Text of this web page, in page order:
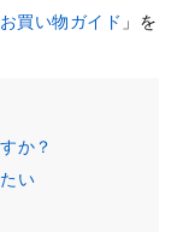
お買い物ガイド 」を
か？
い